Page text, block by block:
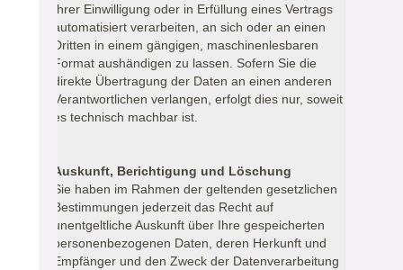
Ihrer Einwilligung oder in Erfüllung eines Vertrags
automatisiert verarbeiten, an sich oder an einen
Dritten in einem gängigen, maschinenlesbaren
Format aushändigen zu lassen. Sofern Sie die
direkte Übertragung der Daten an einen anderen
Verantwortlichen verlangen, erfolgt dies nur, soweit
es technisch machbar ist.
Auskunft, Berichtigung und Löschung
Sie haben im Rahmen der geltenden gesetzlichen
Bestimmungen jederzeit das Recht auf
unentgeltliche Auskunft über Ihre gespeicherten
personenbezogenen Daten, deren Herkunft und
Empfänger und den Zweck der Datenverarbeitung